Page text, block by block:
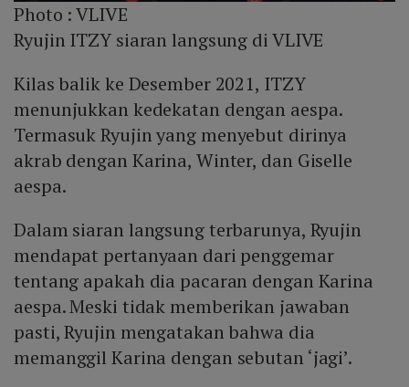
Photo :VLIVE
Ryujin ITZY siaran langsung di VLIVE
Kilas balik ke Desember 2021, ITZY
menunjukkan kedekatan dengan aespa.
Termasuk Ryujin yang menyebut dirinya
akrab dengan Karina, Winter, dan Giselle
aespa.
Dalam siaran langsung terbarunya, Ryujin
mendapat pertanyaan dari penggemar
tentang apakah dia pacaran dengan Karina
aespa. Meski tidak memberikan jawaban
pasti, Ryujin mengatakan bahwa dia
memanggil Karina dengan sebutan ‘jagi’.